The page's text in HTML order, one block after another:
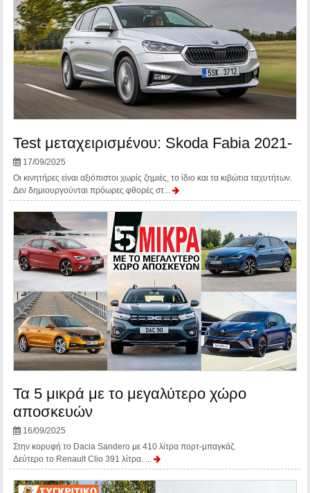
Test μεταχειρισμένου: Skoda Fabia 2021-
17/09/2025
Οι κινητήρες είναι αξιόπιστοι χωρίς ζημιές, το ίδιο και τα κιβώτια ταχυτήτων.
Δεν δημιουργούνται πρόωρες φθορές στ...
Τα 5 μικρά με το μεγαλύτερο χώρο
αποσκευών
16/09/2025
Στην κορυφή το Dacia Sandero με 410 λίτρα πορτ-μπαγκάζ.
Δεύτερο το Renault Clio 391 λίτρα. ...